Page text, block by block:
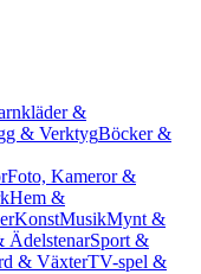
&
& VerktygBöcker &
Foto, Kameror &
Hem &
KonstMusikMynt &
ÄdelstenarSport &
& VäxterTV-spel &